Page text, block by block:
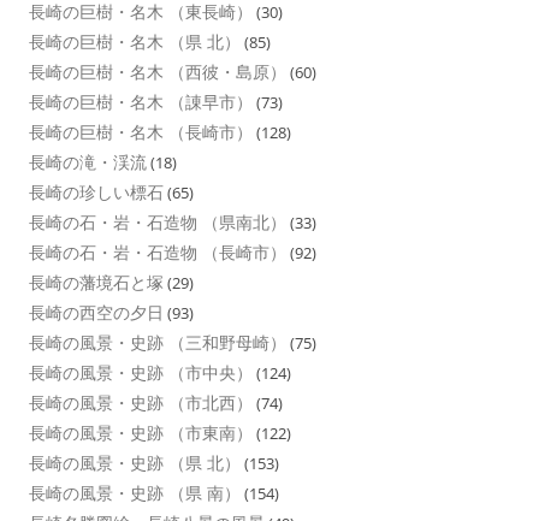
長崎の巨樹・名木 （東長崎） (30)
長崎の巨樹・名木 （県 北） (85)
長崎の巨樹・名木 （西彼・島原） (60)
長崎の巨樹・名木 （諌早市） (73)
長崎の巨樹・名木 （長崎市） (128)
長崎の滝・渓流(18)
長崎の珍しい標石(65)
長崎の石・岩・石造物 （県南北） (33)
長崎の石・岩・石造物 （長崎市） (92)
長崎の藩境石と塚 (29)
長崎の西空の夕日 (93)
長崎の風景・史跡 （三和野母崎） (75)
長崎の風景・史跡 （市中央） (124)
長崎の風景・史跡 （市北西） (74)
長崎の風景・史跡 （市東南） (122)
長崎の風景・史跡 （県 北） (153)
長崎の風景・史跡 （県 南） (154)